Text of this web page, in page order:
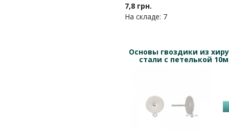
7,8 грн.
На складе: 7
Основы гвоздики из
стали с петелькой